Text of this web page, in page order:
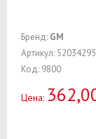
Бренд: GM
Артикул: 52034295
Код: 9800
Цена: